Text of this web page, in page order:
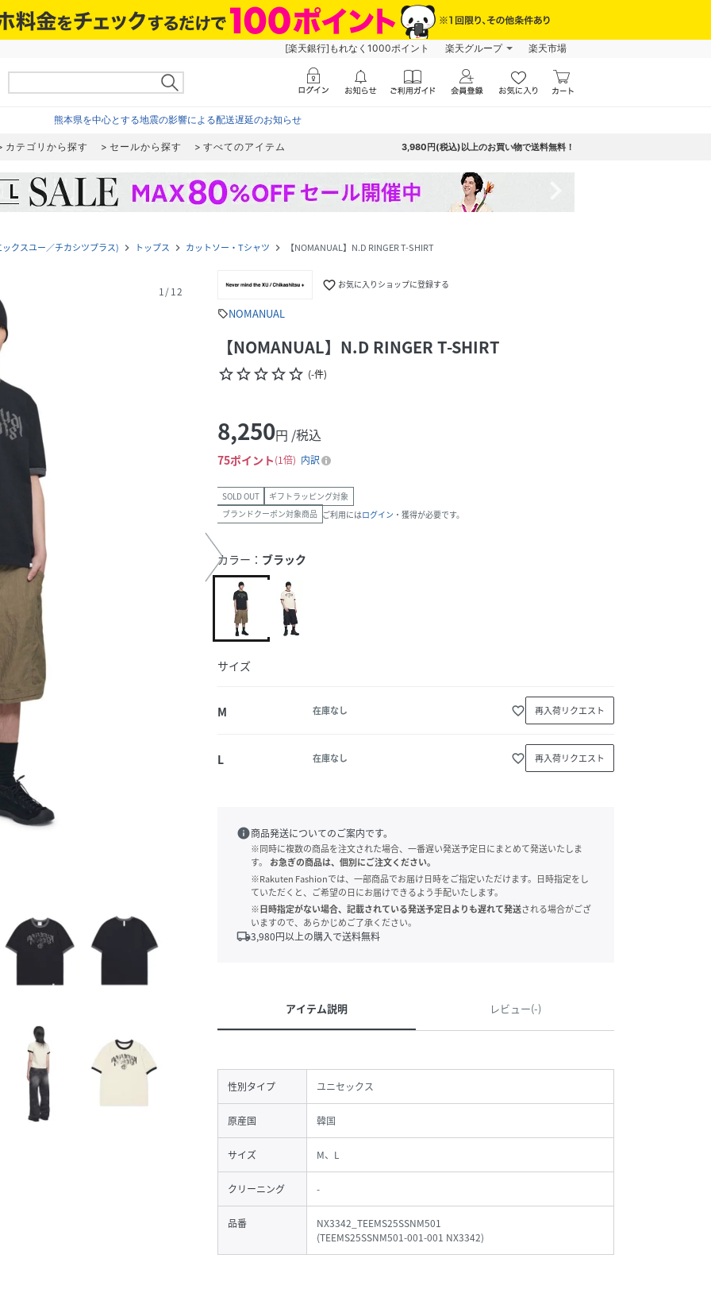
[楽天銀行]もれなく1000ポイント 楽天グループ 楽天市場
熊本県を中心とする地震の影響による配送遅延のお知らせ
カテゴリから探す セールから探す すべてのアイテム 3,980円(税込)以上のお買い物で送料無料！
クスユー／チカシツプラス) navigate_next トップス navigate_next カットソー・Tシャツ navigate_next 【NOMANUAL】N.D RINGER T-SHIRT
1/12 favorite_border お気に入りショップに登録する
sellNOMANUAL
【NOMANUAL】N.D RINGER T-SHIRT
star_borderstar_borderstar_borderstar_borderstar_border (-件)
8,250円 /税込
75ポイント 1倍 内訳
SOLD OUT
ギフトラッピング対象
ブランドクーポン対象商品 ご利用にはログイン ・獲得が必要です。
カラー： ブラック
サイズ
M 在庫なし favorite_border 再入荷リクエスト
L 在庫なし favorite_border 再入荷リクエスト
info商品発送についてのご案内です。
※同時に複数の商品を注文された場合、一番遅い発送予定日にまとめて発送いたしま
す。
お急ぎの商品は、個別にご注文ください。
※Rakuten Fashionでは、一部商品でお届け日時をご指定いただけます。日時指定をし
ていただくと、ご希望の日にお届けできるよう手配いたします。
※日時指定がない場合、記載されている発送予定日よりも遅れて発送される場合がござ
いますので、あらかじめご了承ください。
local_shipping3,980円以上の購入で送料無料
アイテム説明 レビュー(-)
性別タイプ ユニセックス
原産国 韓国
サイズ M、L
クリーニング -
品番
NX3342_TEEMS25SSNM501
(TEEMS25SSNM501-001-001 NX3342)